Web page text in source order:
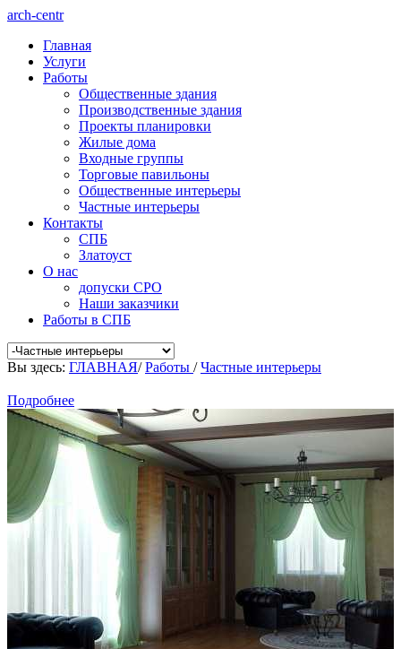
arch-centr
Главная
Услуги
Работы
Общественные здания
Производственные здания
Проекты планировки
Жилые дома
Входные группы
Торговые павильоны
Общественные интерьеры
Частные интерьеры
Контакты
СПБ
Златоуст
О нас
допуски СРО
Наши заказчики
Работы в СПБ
Вы здесь: ГЛАВНАЯ/Работы /Частные интерьеры
Подробнее